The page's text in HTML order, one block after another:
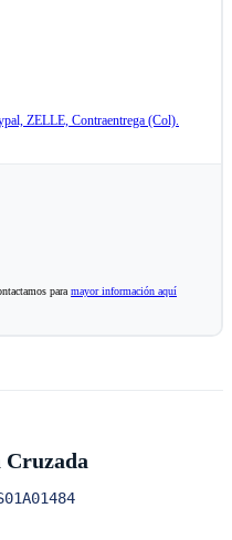
ZELLE, Contraentrega (Col).
para mayor información aquí